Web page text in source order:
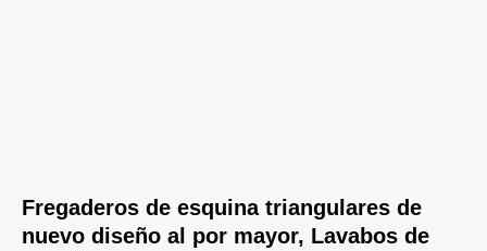
Fregaderos de esquina triangulares de
nuevo diseño al por mayor, Lavabos de